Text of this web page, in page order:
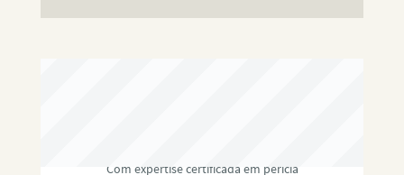
Com expertise certificada em perícia